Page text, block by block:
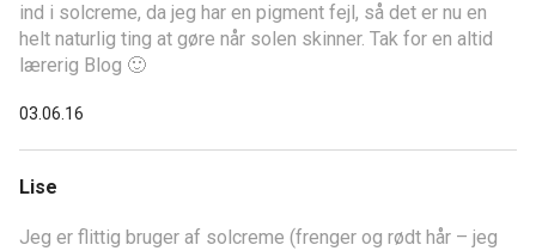
ind i solcreme, da jeg har en pigment fejl, så det er nu en
helt naturlig ting at gøre når solen skinner. Tak for en altid
lærerig Blog 🙂
03.06.16
Lise
Jeg er flittig bruger af solcreme (frenger og rødt hår – jeg